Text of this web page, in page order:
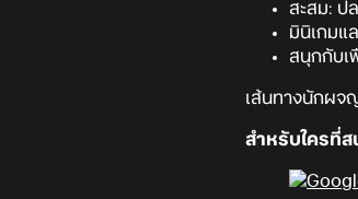
สะสม: ป
มินิเกมแ
สนุกกับเ
เส้นทางนักผจ
สำหรับใครที่ส